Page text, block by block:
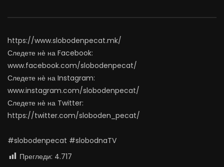
https://www.slobodenpecat.mk/
Следете нѐ на Facebook:
www.facebook.com/slobodenpecat/
Следете нѐ на Instagram:
www.instagram.com/slobodenpecat/
Следете нѐ на Twitter:
https://twitter.com/sloboden_pecat/
#slobodenpecat #slobodnaTV
Прегледи: 4.717